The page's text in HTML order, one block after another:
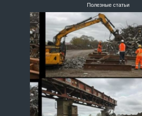
Полезные статьи